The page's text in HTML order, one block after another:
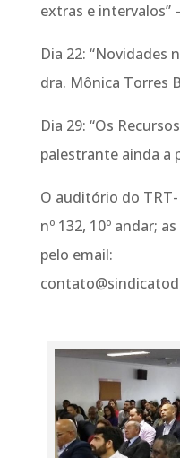
extras e intervalos”
Dia 22: “Novidades
dra. Mônica Torres
Dia 29: “Os
palestrante ainda a
O auditório do TRT-
nº 132, 10º andar;
pelo email: